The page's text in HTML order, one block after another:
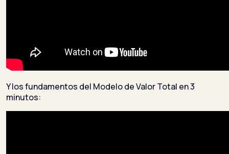
Y los fundamentos del Modelo de Valor Total en 3
minutos: